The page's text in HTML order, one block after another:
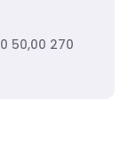
50,00 270